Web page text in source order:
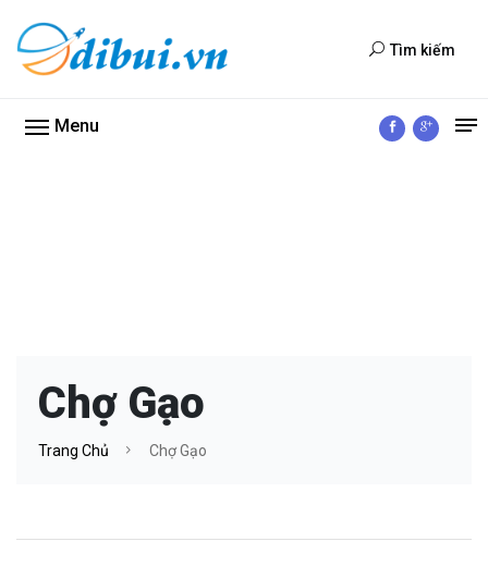
Tìm kiếm
Menu
Chợ Gạo
Trang Chủ Chợ Gạo